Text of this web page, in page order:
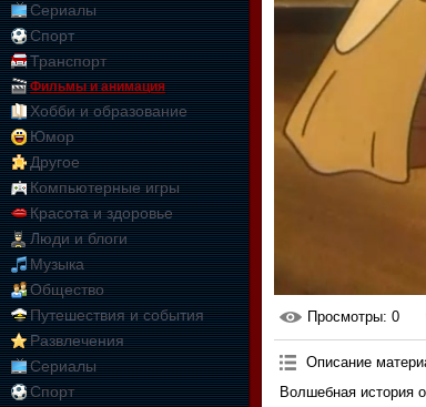
Сериалы
Спорт
Транспорт
Фильмы и анимация
Хобби и образование
Юмор
Другое
Компьютерные игры
Красота и здоровье
Люди и блоги
Музыка
Общество
Путешествия и события
Развлечения
Сериалы
Спорт
Просмотры: 0
Описание
Волшебная история